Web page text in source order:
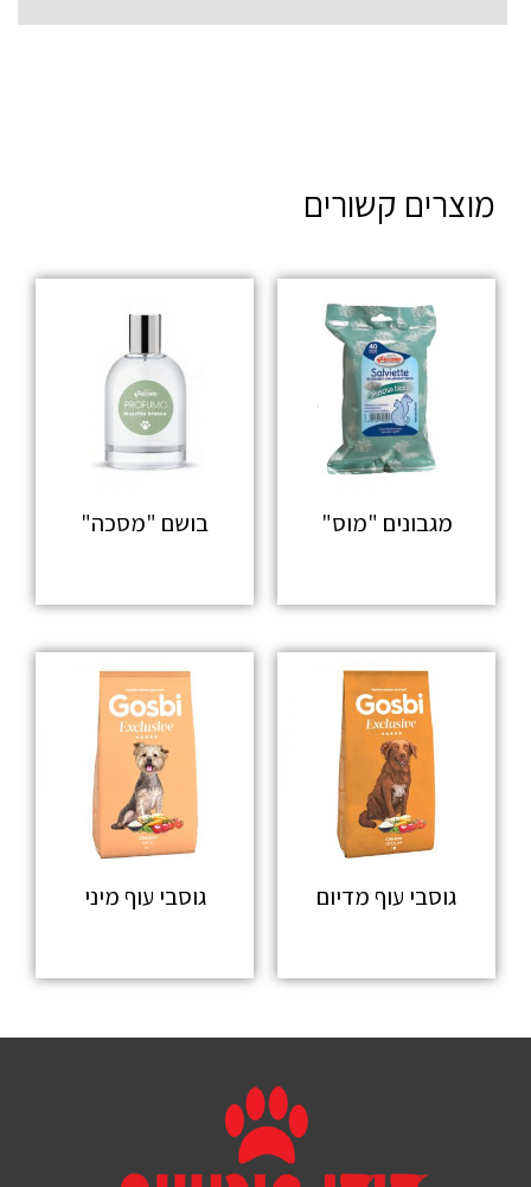
מוצרים קשורים
מגבונים "מוס" בושם "מסכה"
גוסבי עוף מדיום גוסבי עוף מיני